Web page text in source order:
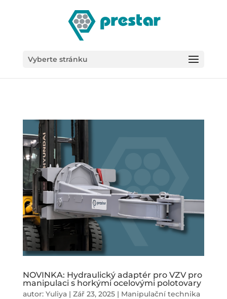
Vyberte stránku
NOVINKA: Hydraulický adaptér pro VZV pro
manipulaci s horkými ocelovými polotovary
autor: Yuliya| Zář 23, 2025| Manipulační technika